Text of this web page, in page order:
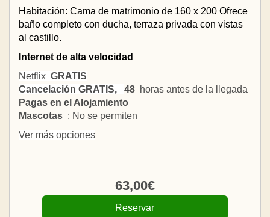
Habitación: Cama de matrimonio de 160 x 200 Ofrece
baño completo con ducha, terraza privada con vistas
al castillo.
Internet de alta velocidad
Netflix GRATIS
Cancelación GRATIS, 48 horas antes de la llegada
Pagas en el Alojamiento
Mascotas : No se permiten
Ver más opciones
63,00€